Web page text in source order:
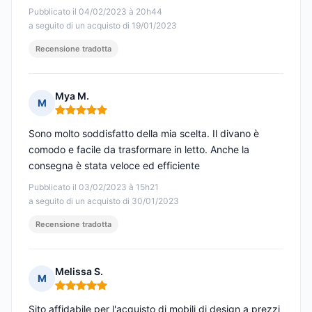
Pubblicato il 04/02/2023 à 20h44
a seguito di un acquisto di 19/01/2023
Recensione tradotta
M
Mya M.
Nota: 5 su 5
Pubblicato il 03/02/2023 à 15h21
a seguito di un acquisto di 30/01/2023
Sono molto soddisfatto della mia scelta. Il divano è
comodo e facile da trasformare in letto. Anche la
consegna è stata veloce ed efficiente
Recensione tradotta
M
Melissa S.
Nota: 5 su 5
Sito affidabile per l'acquisto di mobili di design a prezzi